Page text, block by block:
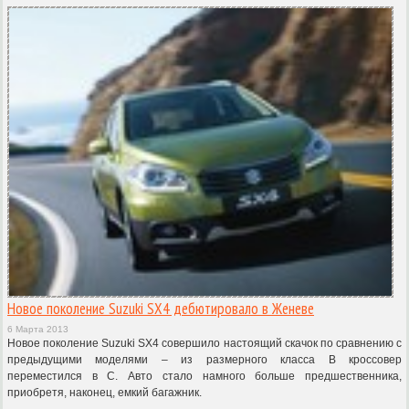
Новое поколение Suzuki SX4 дебютировало в Женеве
6 Марта 2013
Новое поколение Suzuki SX4 совершило настоящий скачок по сравнению с
предыдущими моделями – из размерного класса B кроссовер
переместился в C. Авто стало намного больше предшественника,
приобретя, наконец, емкий багажник.